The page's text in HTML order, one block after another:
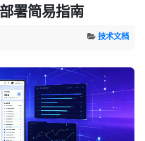
署简易指南
技术文档